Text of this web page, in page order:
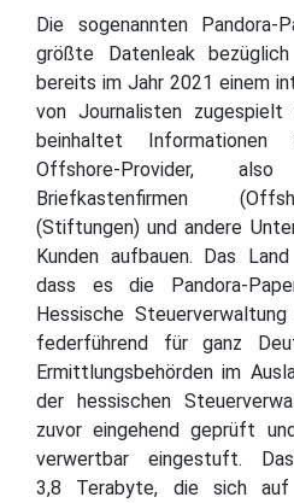
Die sogenannten Pandora-
größte Datenleak
bereits im Jahr 2021 einem
von Journalisten
beinhaltet
Offshore-Provider,
Briefkastenfirmen
(Stiftungen) und andere
Kunden aufbauen. Das
dass es die Pandora-
Hessische
federführend für ganz
Ermittlungsbehörden im
der hessischen
zuvor eingehend geprüft
verwertbar eingestuft.
3,8 Terabyte, die sich